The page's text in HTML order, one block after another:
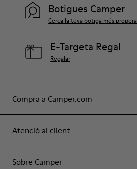
Compra a Camper.com
Atenció al client
Sobre Camper
Botigues Camper
Cerca la teva botiga més propera
E-Targeta Regal
Regalar